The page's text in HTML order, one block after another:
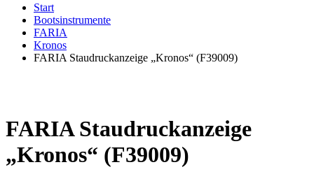
Start
Bootsinstrumente
FARIA
Kronos
FARIA Staudruckanzeige „Kronos“ (F39009)
FARIA Staudruckanzeige
„Kronos“ (F39009)